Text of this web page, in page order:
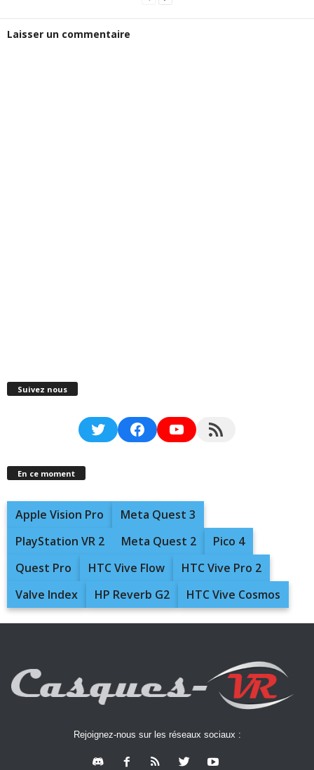
Laisser un commentaire
Suivez nous
TwitterFacebookYouTubeRSS Feed
En ce moment
Apple Vision Pro
Meta Quest 3
PlayStation VR 2
Meta Quest 2
Pico 4
Quest Pro
HTC Vive Flow
HTC Vive Pro 2
Valve Index
HP Reverb G2 HTC Vive Cosmos
Rejoignez-nous sur les réseaux sociaux :